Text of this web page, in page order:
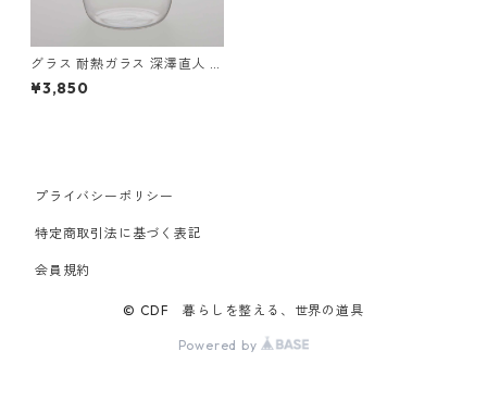
グラス 耐熱ガラス 深澤直人 T
G Heat-resistant Glass Cup
Light 420ml ティージー 耐熱
¥3,850
プライバシーポリシー
特定商取引法に基づく表記
会員規約
© CDF 暮らしを整える、世界の道具
Powered by